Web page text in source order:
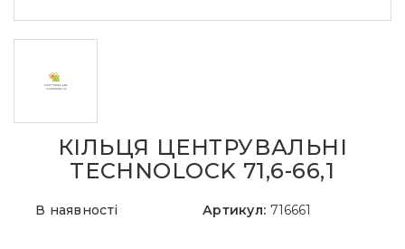
КІЛЬЦЯ ЦЕНТРУВАЛЬНІ
TECHNOLOCK 71,6-66,1
В наявності Артикул: 716661